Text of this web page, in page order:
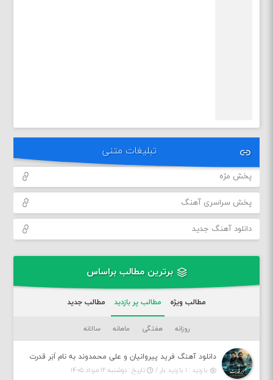
تبلیغات متنی
پخش مژه
پخش سراسری آهنگ
دانلود آهنگ جدید
برترین مطالب براساس
مطالب ویژه مطالب پر بازدید مطالب جدید
روزانه هفتگی ماهانه سالانه
دانلود آهنگ فرید پیروانیان و علی محمدوند به نام اَبَر قدرت
بازدید : ۱ بازدید بار /
تاریخ : دوشنبه ۱۲ مرداد ۱۴۰۵